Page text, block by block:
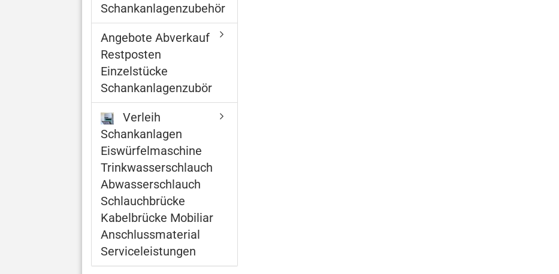
Schankanlagenzubehör
Angebote Abverkauf
Restposten
Einzelstücke
Schankanlagenzubör
Verleih
Schankanlagen
Eiswürfelmaschine
Trinkwasserschlauch
Abwasserschlauch
Schlauchbrücke
Kabelbrücke Mobiliar
Anschlussmaterial
Serviceleistungen